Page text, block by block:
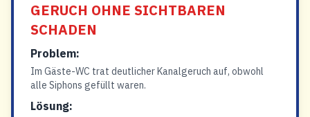
GERUCH OHNE SICHTBAREN
SCHADEN
Problem:
Im Gäste-WC trat deutlicher Kanalgeruch auf, obwohl
alle Siphons gefüllt waren.
Lösung: